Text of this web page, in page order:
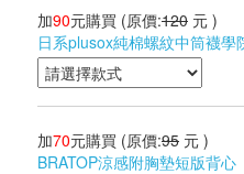
加90元購買 (原價:120 元 )
日系plusox純棉螺紋中筒襪學
加70元購買 (原價:95 元 )
BRATOP涼感附胸墊短版背心